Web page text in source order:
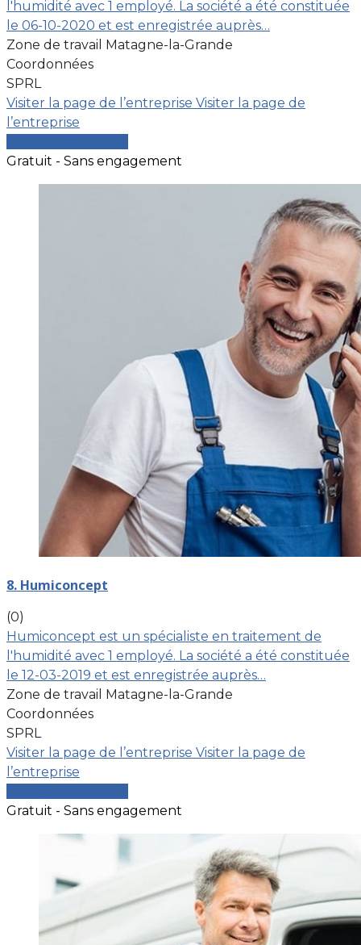
l'humidité avec 1 employé. La société a été constituée
le 06-10-2020 et est enregistrée auprès…
Zone de travail Matagne-la-Grande
Coordonnées
SPRL
Visiter la page de l’entreprise Visiter la page de
l’entreprise
Gratuit - Sans engagement
8. Humiconcept
(0)
Humiconcept est un spécialiste en traitement de
l'humidité avec 1 employé. La société a été constituée
le 12-03-2019 et est enregistrée auprès…
Zone de travail Matagne-la-Grande
Coordonnées
SPRL
Visiter la page de l’entreprise Visiter la page de
l’entreprise
Gratuit - Sans engagement